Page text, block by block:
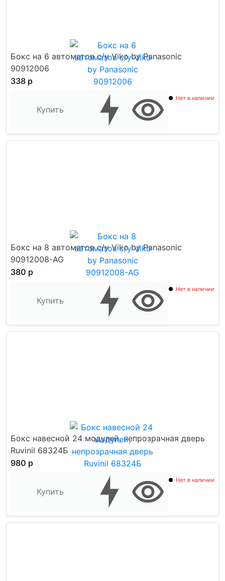
Бокс на 6 автоматов с/у Viko by Panasonic
90912006
338 р
Купить
Нет в наличии
Бокс на 8 автоматов с/у Viko by Panasonic
90912008-AG
380 р
Купить
Нет в наличии
Бокс навесной 24 модулей, непрозрачная дверь
Ruvinil 68324Б
980 р
Купить
Нет в наличии